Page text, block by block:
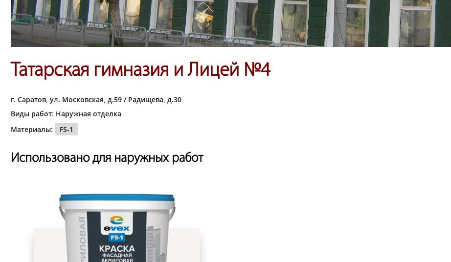
Татарская гимназия и Лицей №4
г. Саратов, ул. Московская, д.59 / Радищева, д.30
Виды работ: Наружная отделка
Материалы:
FS-1
Использовано для наружных работ